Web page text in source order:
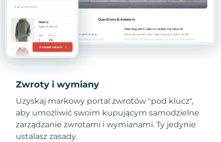
Zwroty i wymiany
Uzyskaj markowy portal zwrotów "pod klucz",
aby umożliwić swoim kupującym samodzielne
zarządzanie zwrotami i wymianami. Ty jedynie
ustalasz zasady.